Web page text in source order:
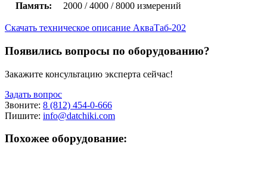
Память: 2000 / 4000 / 8000 измерений
Скачать техническое описание АкваТаб-202
Появились вопросы по оборудованию?
Закажите консультацию эксперта сейчас!
Задать вопрос
Звоните: 8 (812) 454-0-666
Пишите: info@datchiki.com
Похожее оборудование: